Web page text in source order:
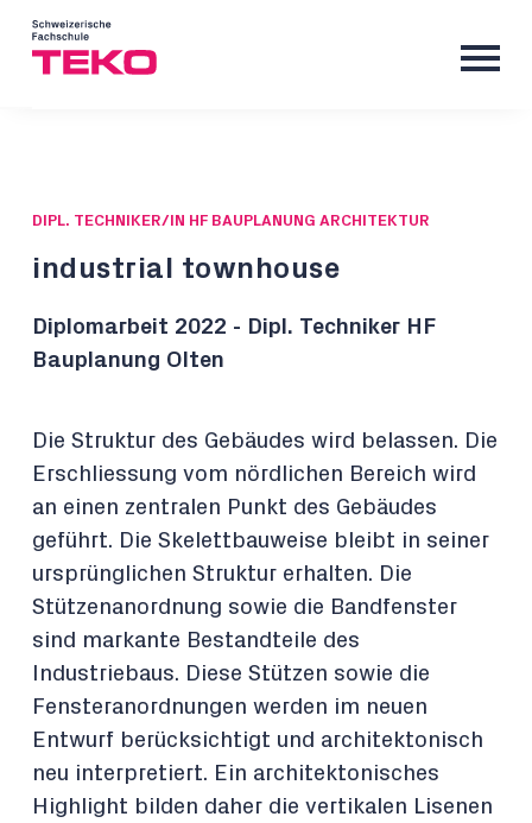
DIPL. TECHNIKER/IN HF BAUPLANUNG ARCHITEKTUR
industrial townhouse
Diplomarbeit 2022 - Dipl. Techniker HF
Bauplanung Olten
Die Struktur des Gebäudes wird belassen. Die
Erschliessung vom nördlichen Bereich wird
an einen zentralen Punkt des Gebäudes
geführt. Die Skelettbauweise bleibt in seiner
ursprünglichen Struktur erhalten. Die
Stützenanordnung sowie die Bandfenster
sind markante Bestandteile des
Industriebaus. Diese Stützen sowie die
Fensteranordnungen werden im neuen
Entwurf berücksichtigt und architektonisch
neu interpretiert. Ein architektonisches
Highlight bilden daher die vertikalen Lisenen